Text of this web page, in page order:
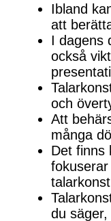
Ibland
att
I dagens
också
och
Att
många
Det finns
du